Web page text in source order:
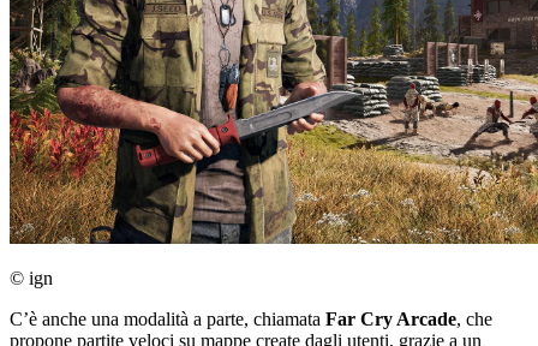
© ign
C’è anche una modalità a parte, chiamata Far Cry Arcade, che
propone partite veloci su mappe create dagli utenti, grazie a un